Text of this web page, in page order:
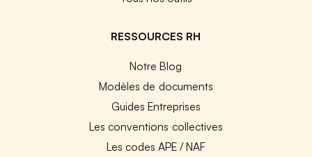
RESSOURCES RH
Notre Blog
Modèles de documents
Guides Entreprises
Les conventions collectives
Les codes APE / NAF